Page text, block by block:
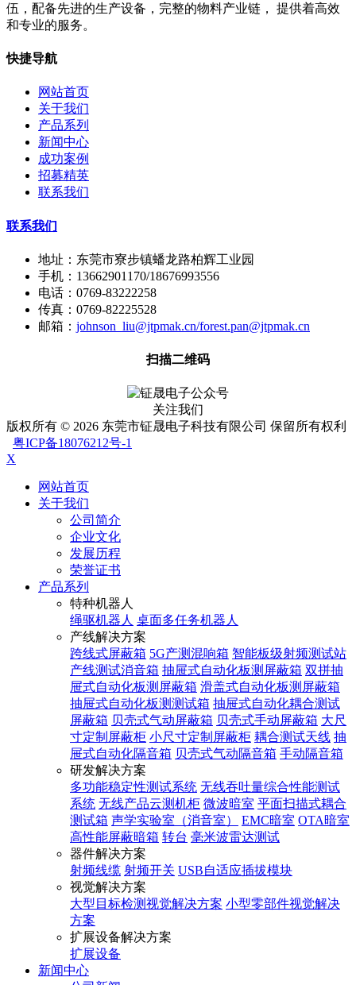
伍，配备先进的生产设备，完整的物料产业链， 提供着高效
和专业的服务。
快捷导航
网站首页
关于我们
产品系列
新闻中心
成功案例
招募精英
联系我们
联系我们
地址：东莞市寮步镇蟠龙路柏辉工业园
手机：13662901170/18676993556
电话：0769-83222258
传真：0769-82225528
邮箱： johnson_liu@jtpmak.cn/forest.pan@jtpmak.cn
扫描二维码
关注我们
版权所有 © 2026 东莞市钲晟电子科技有限公司 保留所有权利
粤ICP备18076212号-1
X
网站首页
关于我们
公司简介
企业文化
发展历程
荣誉证书
产品系列
特种机器人
绳驱机器人 桌面多任务机器人
产线解决方案
跨线式屏蔽箱 5G产测混响箱 智能板级射频测试站
产线测试消音箱 抽屉式自动化板测屏蔽箱 双拼抽
屉式自动化板测屏蔽箱 滑盖式自动化板测屏蔽箱
抽屉式自动化板测测试箱 抽屉式自动化耦合测试
屏蔽箱 贝壳式气动屏蔽箱 贝壳式手动屏蔽箱 大尺
寸定制屏蔽柜 小尺寸定制屏蔽柜 耦合测试天线 抽
屉式自动化隔音箱 贝壳式气动隔音箱 手动隔音箱
研发解决方案
多功能稳定性测试系统 无线吞吐量综合性能测试
系统 无线产品云测机柜 微波暗室 平面扫描式耦合
测试箱 声学实验室（消音室） EMC暗室 OTA暗室
高性能屏蔽暗箱 转台 毫米波雷达测试
器件解决方案
射频线缆 射频开关 USB自适应插拔模块
视觉解决方案
大型目标检测视觉解决方案 小型零部件视觉解决
方案
扩展设备解决方案
扩展设备
新闻中心